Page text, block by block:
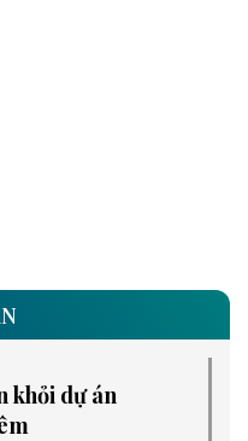
khỏi dự án